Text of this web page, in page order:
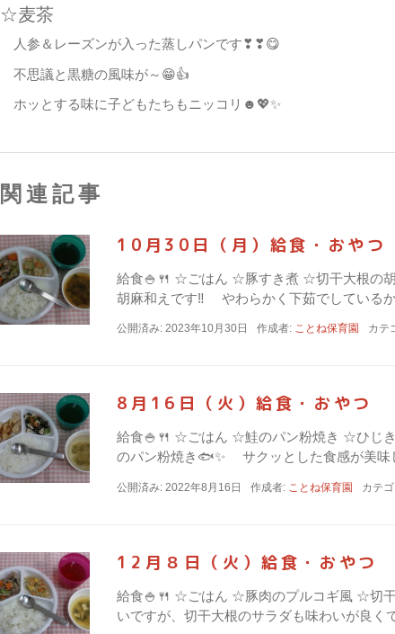
☆麦茶
人参＆レーズンが入った蒸しパンです❣❣😋
不思議と黒糖の風味が～😁👍
ホッとする味に子どもたちもニッコリ☻💖✨
関連記事
10月30日（月）給食・おやつ
給食🍚🍴 ☆ごはん ☆豚すき煮 ☆切干大根の
胡麻和えです‼ やわらかく下茹でしている
公開済み: 2023年10月30日 作成者: ことね保育園 カテ
8月16日（火）給食・おやつ
給食🍚🍴 ☆ごはん ☆鮭のパン粉焼き ☆ひじ
のパン粉焼き🐟✨ サクッとした食感が美
公開済み: 2022年8月16日 作成者: ことね保育園 カテ
12月８日（火）給食・おやつ
給食🍚🍴 ☆ごはん ☆豚肉のプルコギ風 ☆切
いですが、切干大根のサラダも味わいが良